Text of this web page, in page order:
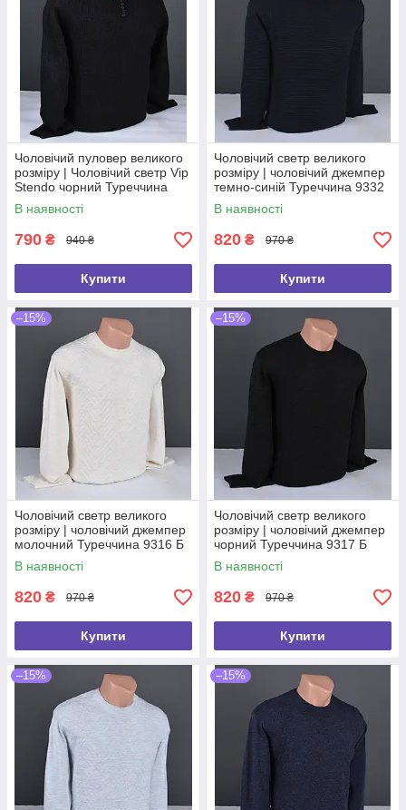
Чоловічий пуловер великого
розміру | Чоловічий светр Vip
Stendo чорний Туреччина
9255 Б
В наявності
790 ₴ 940 ₴
Купити
Чоловічий светр великого
розміру | чоловічий джемпер
темно-синій Туреччина 9332
Б
В наявності
820 ₴ 970 ₴
Купити
–15%
Чоловічий светр великого
розміру | чоловічий джемпер
молочний Туреччина 9316 Б
В наявності
820 ₴ 970 ₴
Купити
–15%
Чоловічий светр великого
розміру | чоловічий джемпер
чорний Туреччина 9317 Б
В наявності
820 ₴ 970 ₴
Купити
–15% –15%